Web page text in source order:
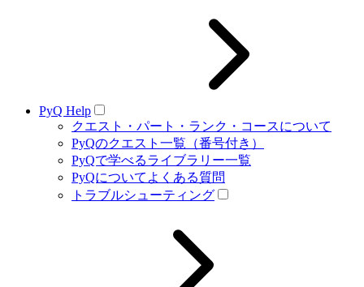
PyQ Help
クエスト・パート・ランク・コースについて
PyQのクエスト一覧（番号付き）
PyQで学べるライブラリー一覧
PyQについてよくある質問
トラブルシューティング